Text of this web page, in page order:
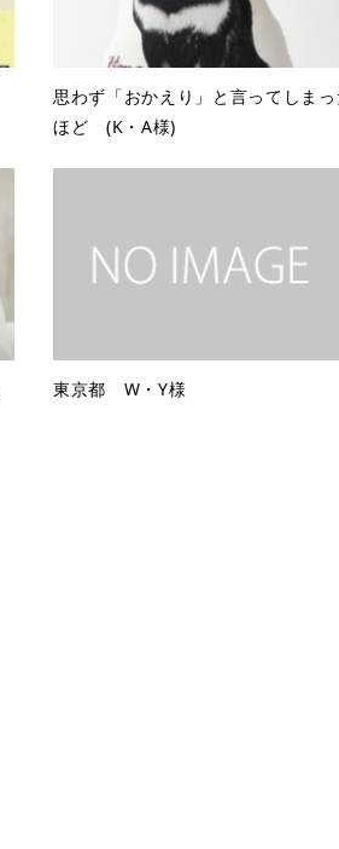
思わず「おかえり」と言ってしま
ほど (K・A様)
東京都 W・Y様